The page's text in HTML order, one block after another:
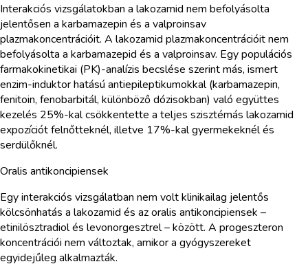
Interakciós vizsgálatokban a lakozamid nem befolyásolta
jelentősen a karbamazepin és a valproinsav
plazmakoncentrációit. A lakozamid plazmakoncentrációit nem
befolyásolta a karbamazepid és a valproinsav. Egy populációs
farmakokinetikai (PK)-analízis becslése szerint más, ismert
enzim-induktor hatású antiepileptikumokkal (karbamazepin,
fenitoin, fenobarbitál, különböző dózisokban) való együttes
kezelés 25%-kal csökkentette a teljes szisztémás lakozamid
expozíciót felnőtteknél, illetve 17%-kal gyermekeknél és
serdülőknél.
Oralis antikoncipiensek
Egy interakciós vizsgálatban nem volt klinikailag jelentős
kölcsönhatás a lakozamid és az oralis antikoncipiensek –
etinilösztradiol és levonorgesztrel – között. A progeszteron
koncentrációi nem változtak, amikor a gyógyszereket
egyidejűleg alkalmazták.